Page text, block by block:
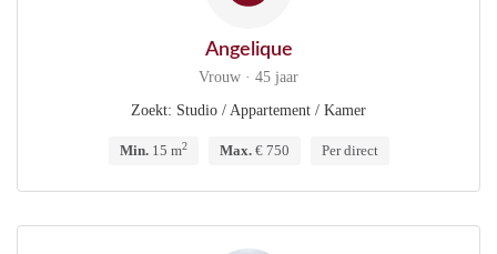
Angelique
Vrouw · 45 jaar
Zoekt: Studio / Appartement / Kamer
Min.15 m2 Max.€ 750 Per direct